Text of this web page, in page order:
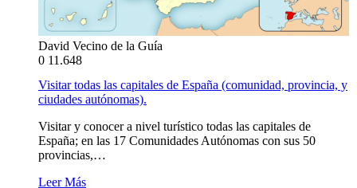
David Vecino de la Guía
0 11.648
Visitar todas las capitales de España (comunidad, provincia, y
ciudades autónomas).
Visitar y conocer a nivel turístico todas las capitales de
España; en las 17 Comunidades Autónomas con sus 50
provincias,…
Leer Más